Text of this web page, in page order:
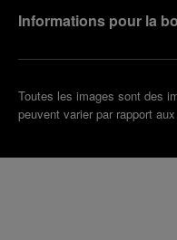
Informations pour la
Toutes les images sont des
peuvent varier par rapport